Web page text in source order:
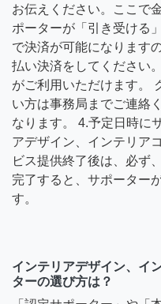
お伝えください。ここで
ポーターが「引き受ける
で決済が可能になります
払い決済をしてください
がご利用いただけます。
い方は事務局までご連絡
なります。 4.予定日時に
アデザイン、インテリア
ビス提供終了後は、必ず
完了すると、サポーター
す。
インテリアデザイン、イ
ターの選び方は？